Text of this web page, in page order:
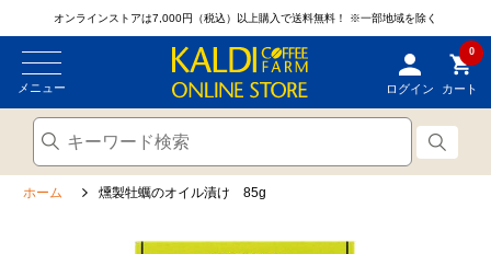
オンラインストアは7,000円（税込）以上購入で送料無料！ ※一部地域を除く
メニュー ログイン
0
カート
ホーム 燻製牡蠣のオイル漬け 85g